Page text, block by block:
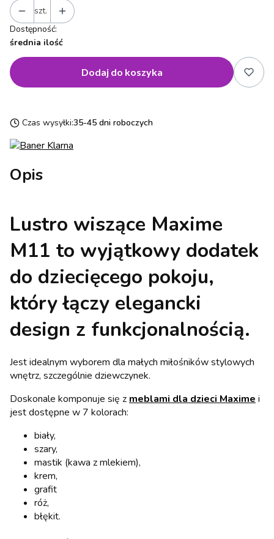
szt.
Dostępność:
średnia ilość
Dodaj do koszyka
Czas wysyłki:35-45 dni roboczych
Opis
Lustro wiszące Maxime
M11 to wyjątkowy dodatek
do dziecięcego pokoju,
który łączy elegancki
design z funkcjonalnością.
Jest idealnym wyborem dla małych miłośników stylowych
wnętrz, szczególnie dziewczynek.
Doskonale komponuje się z meblami dla dzieci Maxime i
jest dostępne w 7 kolorach:
biały,
szary,
mastik (kawa z mlekiem),
krem,
grafit
róż,
błękit.